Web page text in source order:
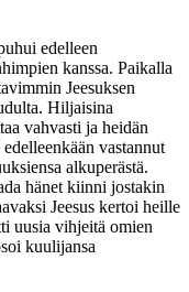
edelleen
kanssa. Paikalla
Jeesuksen
Hiljaisina
vahvasti ja heidän
vastannut
alkuperästä.
hänet kiinni jostakin
Jeesus kertoi heille
uusia vihjeitä omien
kuulijansa